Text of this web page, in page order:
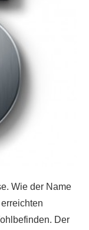
Wie der Name
Der